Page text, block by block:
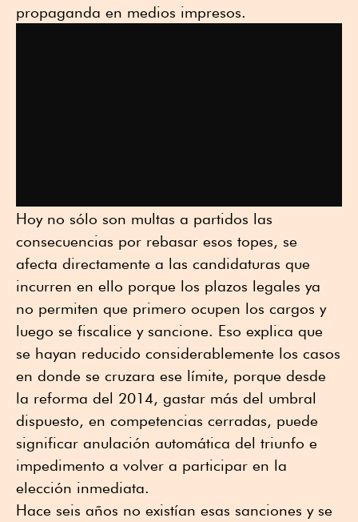
propaganda en medios impresos.
Hoy no sólo son multas a partidos las
consecuencias por rebasar esos topes, se
afecta directamente a las candidaturas que
incurren en ello porque los plazos legales ya
no permiten que primero ocupen los cargos y
luego se fiscalice y sancione. Eso explica que
se hayan reducido considerablemente los casos
en donde se cruzara ese límite, porque desde
la reforma del 2014, gastar más del umbral
dispuesto, en competencias cerradas, puede
significar anulación automática del triunfo e
impedimento a volver a participar en la
elección inmediata.
Hace seis años no existían esas sanciones y se